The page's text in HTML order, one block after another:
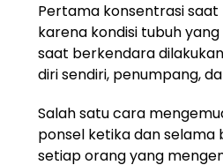
Pertama konsentrasi
karena kondisi tubuh
saat berkendara
diri sendiri, penumpang,
Salah satu cara
ponsel ketika dan selama
setiap orang yang